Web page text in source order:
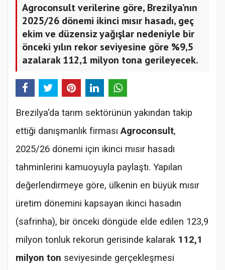
Agroconsult verilerine göre, Brezilya’nın
2025/26 dönemi ikinci mısır hasadı, geç
ekim ve düzensiz yağışlar nedeniyle bir
önceki yılın rekor seviyesine göre %9,5
azalarak 112,1 milyon tona gerileyecek.
Brezilya'da tarım sektörünün yakından takip
ettiği danışmanlık firmasıAgroconsult,
2025/26 dönemi için ikinci mısır hasadı
tahminlerini kamuoyuyla paylaştı. Yapılan
değerlendirmeye göre, ülkenin en büyük mısır
üretim dönemini kapsayan ikinci hasadın
(safrinha), bir önceki döngüde elde edilen 123,9
milyon tonluk rekorun gerisinde kalarak 112,1
milyon ton seviyesinde gerçekleşmesi